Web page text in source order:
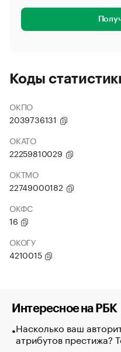
Коды
ОКПО
2039736131
ОКАТО
22259810029
ОКТМО
22749000182
ОКФС
16
ОКОГУ
4210015
Интересное на РБК
Насколько ваш
атрибутов престижа?